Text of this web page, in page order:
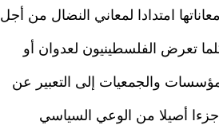
امتدادا لمعاني النضال من أجل
تعرض الفلسطينيون لعدوان أو
والجمعيات إلى التعبير عن
أصيلا من الوعي السياسي